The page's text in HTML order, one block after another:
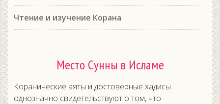
Чтение и изучение Корана
Место Сунны в Исламе
Коранические аяты и достоверные хадисы
однозначно свидетельствуют о том, что